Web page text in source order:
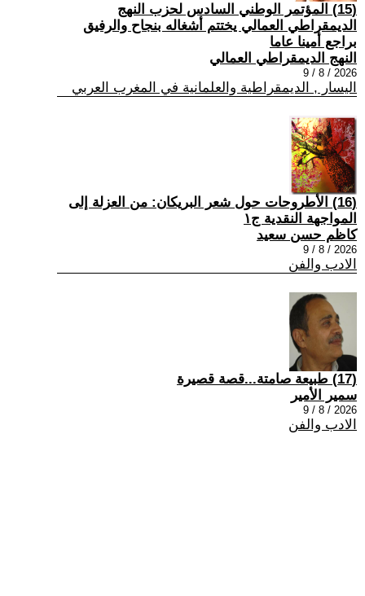
(15) المؤتمر الوطني السادس لحزب النهج
الديمقراطي العمالي يختتم أشغاله بنجاح والرفيق
براجع أمينا عاما
النهج الديمقراطي العمالي
2026 / 8 / 9
اليسار , الديمقراطية والعلمانية في المغرب العربي
(16) الأطروحات حول شعر البريكان: من العزلة إلى
المواجهة النقدية ج١
كاظم حسن سعيد
2026 / 8 / 9
الادب والفن
(17) طبيعة صامتة...قصة قصيرة
سمير الأمير
2026 / 8 / 9
الادب والفن